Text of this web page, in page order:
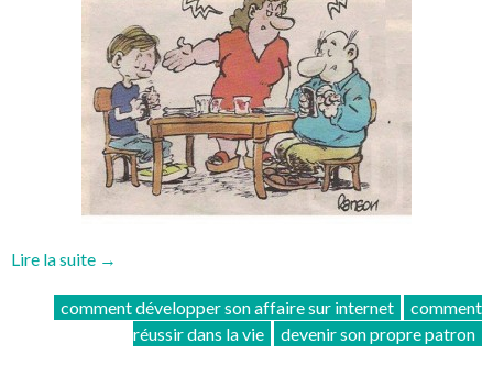
Lire la suite « Réussir
il
→
comment développer son affaire sur internet
comment
réussir dans la vie
devenir son propre patron